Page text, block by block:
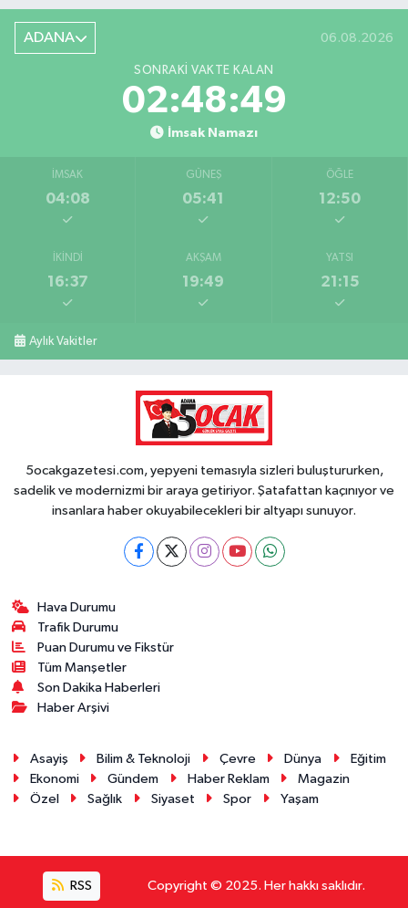
ADANA 06.08.2026
SONRAKI VAKTE KALAN
02:48:48
İmsak Namazı
İMSAK
04:08
GÜNEŞ
05:41
ÖĞLE
12:50
İKINDI
16:37
AKŞAM
19:49
YATSI
21:15
Aylık Vakitler
5ocakgazetesi.com, yepyeni temasıyla sizleri buluştururken,
sadelik ve modernizmi bir araya getiriyor. Şatafattan kaçınıyor ve
insanlara haber okuyabilecekleri bir altyapı sunuyor.
Hava Durumu
Trafik Durumu
Puan Durumu ve Fikstür
Tüm Manşetler
Son Dakika Haberleri
Haber Arşivi
Asayiş Bilim & Teknoloji Çevre Dünya
Eğitim
Ekonomi
Gündem Haber Reklam
Magazin
Özel
Sağlık Siyaset Spor Yaşam
RSS Copyright © 2025. Her hakkı saklıdır.